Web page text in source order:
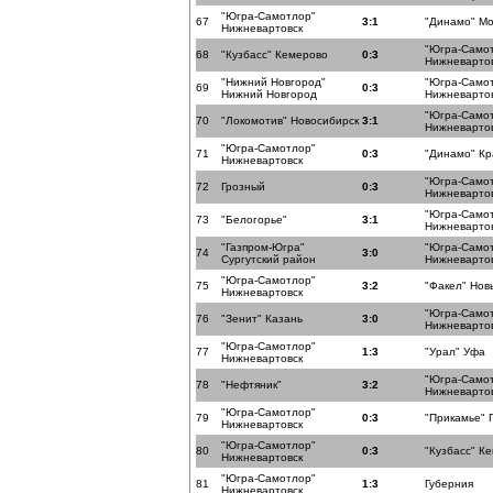
67
"Югра-Самотлор"
Нижневартовск
3:1 "Динамо"
68 "Кузбасс" Кемерово 0:3
"Югра-
69
"Нижний Новгород"
Нижний Новгород
0:3
"Югра-
70 "Локомотив" Новосибирск 3:1
"Югра-
71
"Югра-Самотлор"
Нижневартовск
0:3 "Динамо"
72 Грозный 0:3
"Югра-
73 "Белогорье" 3:1
"Югра-
74
"Газпром-Югра"
Сургутский район
3:0
"Югра-
75
"Югра-Самотлор"
Нижневартовск
3:2 "Факел"
76 "Зенит" Казань 3:0
"Югра-
77
"Югра-Самотлор"
Нижневартовск
1:3 "Урал" Уфа
78 "Нефтяник" 3:2
"Югра-
79
"Югра-Самотлор"
Нижневартовск
0:3 "Прикамье"
80
"Югра-Самотлор"
Нижневартовск
0:3 "Кузбасс"
81
"Югра-Самотлор"
Нижневартовск
1:3 Губерния